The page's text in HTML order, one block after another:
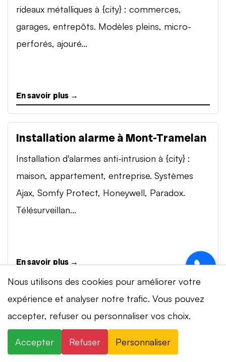
rideaux métalliques à {city} : commerces,
garages, entrepôts. Modèles pleins, micro-
perforés, ajouré...
En savoir plus →
Installation alarme à Mont-Tramelan
Installation d'alarmes anti-intrusion à {city} :
maison, appartement, entreprise. Systèmes
Ajax, Somfy Protect, Honeywell, Paradox.
Télésurveillan...
En savoir plus →
Vidéosurveillance à Mont-Tramelan
Installation de systèmes de vidéosurveillance à
{city} : caméras IP 4K, visionnage smartphone,
Nous utilisons des cookies pour améliorer votre
expérience et analyser notre trafic. Vous pouvez
accepter, refuser ou personnaliser vos choix.
Accepter Refuser Personnaliser